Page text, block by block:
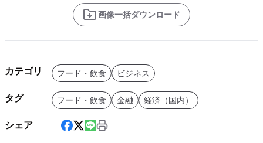
画像一括ダウンロード
カテゴリ フード・飲食 ビジネス
タグ フード・飲食 金融 経済（国内）
シェア